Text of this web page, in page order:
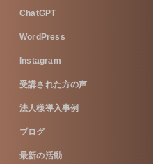
ChatGPT
WordPress
Instagram
受講された方の声
法人様導入事例
ブログ
最新の活動